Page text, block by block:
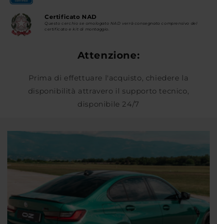
Certificato NAD
Questo cerchio se omologato NAD verrà consegnato comprensivo del
certificato e kit di montaggio.
Attenzione:
Prima di effettuare l'acquisto, chiedere la
disponibilità attravero il supporto tecnico,
disponibile 24/7